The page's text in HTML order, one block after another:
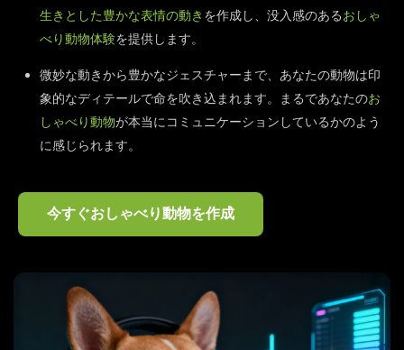
生きとした豊かな表情の動き を作成し、没入感のあるおしゃ
べり動物体験を提供します。
微妙な動きから豊かなジェスチャーまで、あなたの動物は印
象的なディテールで命を吹き込まれます。まるであなたのお
しゃべり動物が本当にコミュニケーションしているかのよう
に感じられます。
今すぐおしゃべり動物を作成